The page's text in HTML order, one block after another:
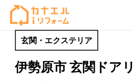
玄関・エクステリア
伊勢原市 玄関ドア